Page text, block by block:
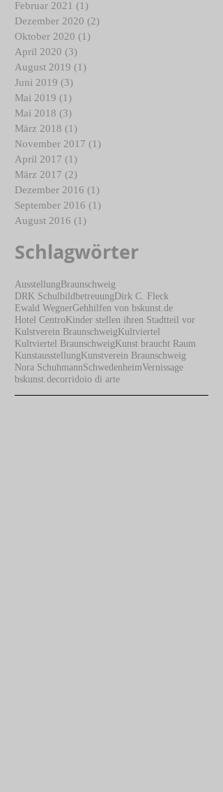
Juni 2021 (2) 2 Beiträge
Mai 2021
(1)1 Beitrag
Februar 2021 (1)1 Beitrag
Dezember 2020
Oktober 2020 (1)
April 2020 (3)
August 2019
Juni 2019 (3)
Mai 2019 (1)1 Beitrag
Mai 2018 (3)3 Beiträge
März 2018 (1)
November 2017
April 2017 (1)1 Beitrag
März 2017 (2)2 Beiträge
Dezember 2016
August 2016 (1)1 Beitrag
Schlagwörter
AusstellungBraunschweig
DRK Schulbildbetreuung Dirk C. Fleck
Ewald WegnerGehhilfen von bskunst.de
Hotel CentroKinder stellen ihren Stadtteil vor
Kulstverein BraunschweigKultviertel
Kultviertel BraunschweigKunst braucht Raum
Nora SchuhmannSchwedenheimVernissage